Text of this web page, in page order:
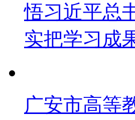
悟习近平总
实把学习成
广安市高等